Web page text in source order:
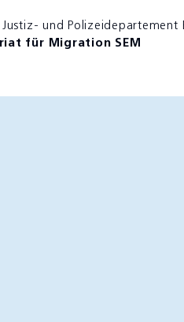
und Polizeidepartement
für Migration SEM